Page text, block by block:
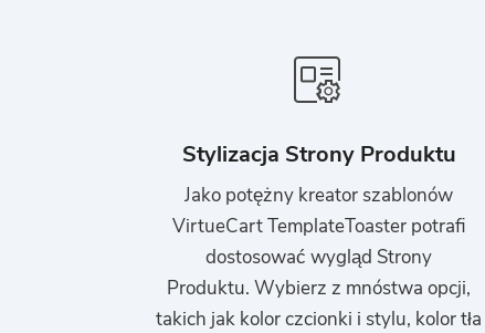
Stylizacja Strony Produktu
Jako potężny kreator szablonów
VirtueCart TemplateToaster potrafi
dostosować wygląd Strony
Produktu. Wybierz z mnóstwa opcji,
takich jak kolor czcionki i stylu, kolor tła